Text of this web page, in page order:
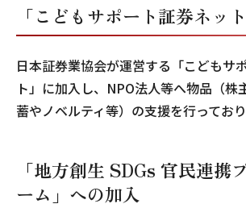
「こどもサポート証券ネッ
日本証券業協会が運営する「こどもサ
ト」に加入し、NPO法人等へ物品（株
蓄やノベルティ等）の支援を行っており
「地方創生 SDGs 官民連携
ーム」への加入